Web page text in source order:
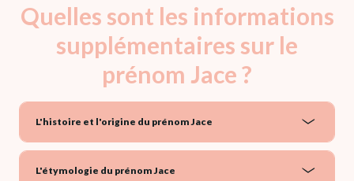
Quelles sont les informations
supplémentaires sur le
prénom Jace ?
L'histoire et l'origine du prénom Jace
L'étymologie du prénom Jace